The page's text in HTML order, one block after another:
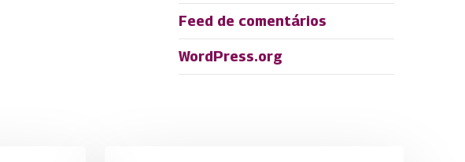
Feed de comentários
WordPress.org